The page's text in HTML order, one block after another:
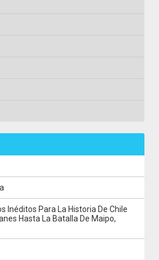
Inéditos Para La Historia De Chile
Hasta La Batalla De Maipo,